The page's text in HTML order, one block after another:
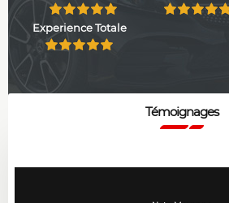
Experience Totale
Témoignages